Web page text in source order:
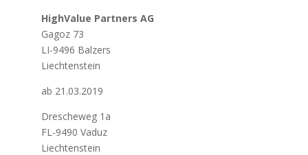
HighValue Partners AG
Gagoz 73
LI-9496 Balzers
Liechtenstein
ab 21.03.2019
Drescheweg 1a
FL-9490 Vaduz
Liechtenstein